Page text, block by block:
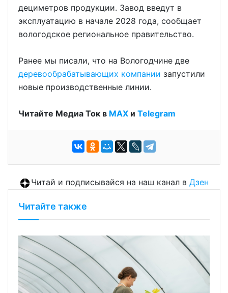
дециметров продукции. Завод введут в
эксплуатацию в начале 2028 года, сообщает
вологодское региональное правительство.
Ранее мы писали, что на Вологодчине две
деревообрабатывающих компании запустили
новые производственные линии.
Читайте Медиа Ток в МАХ и Telegram
Читай и подписывайся на наш канал в Дзен
Читайте также